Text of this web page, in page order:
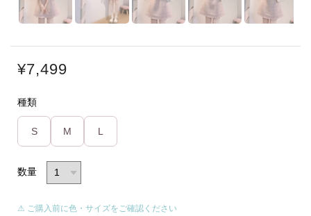
¥7,499
種類
S M
数量
⚠ ご購入前に色・サイズをご確認ください